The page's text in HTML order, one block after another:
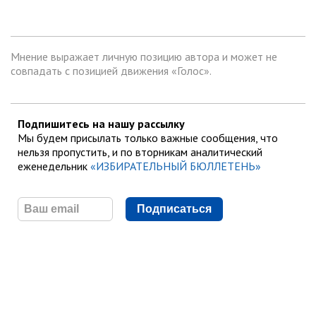
Мнение выражает личную позицию автора и может не
совпадать с позицией движения «Голос».
Подпишитесь на нашу рассылку
Мы будем присылать только важные сообщения, что
нельзя пропустить, и по вторникам аналитический
еженедельник «ИЗБИРАТЕЛЬНЫЙ БЮЛЛЕТЕНЬ»
Подписаться